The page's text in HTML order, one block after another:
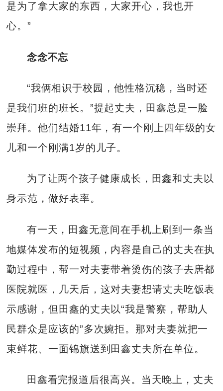
是为了拿大家的东西，大家开心，我也开
心。”
念念不忘
“我俩相识于校园，他性格沉稳，当时还
是我们班的班长。”提起丈夫，田鑫总是一脸
崇拜。他们结婚11年，有一个刚上四年级的女
儿和一个刚满1岁的儿子。
为了让两个孩子健康成长，田鑫和丈夫以
身示范，做好表率。
有一天，田鑫无意间在手机上刷到一条当
地媒体发布的短视频，内容是自己的丈夫在执
勤过程中，帮一对夫妻带着烫伤的孩子去唐都
医院就医，几天后，这对夫妻想请丈夫吃饭表
示感谢，但田鑫的丈夫以“我是警察，帮助人
民群众是应该的”多次婉拒。那对夫妻就把一
束鲜花、一面锦旗送到田鑫丈夫所在单位。
田鑫看完报道后很高兴。当天晚上，丈夫